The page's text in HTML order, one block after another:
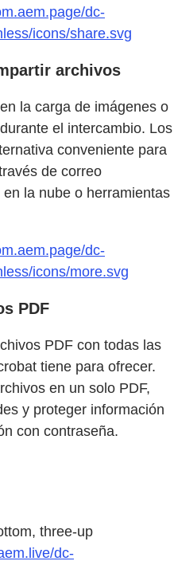
dc-
icons/share.svg
archivos
la carga de imágenes o
el intercambio. Los
conveniente para
de correo
la nube o herramientas
dc-
icons/more.svg
PDF
PDF con todas las
tiene para ofrecer.
en un solo PDF,
y proteger información
con contraseña.
three-up
dc-